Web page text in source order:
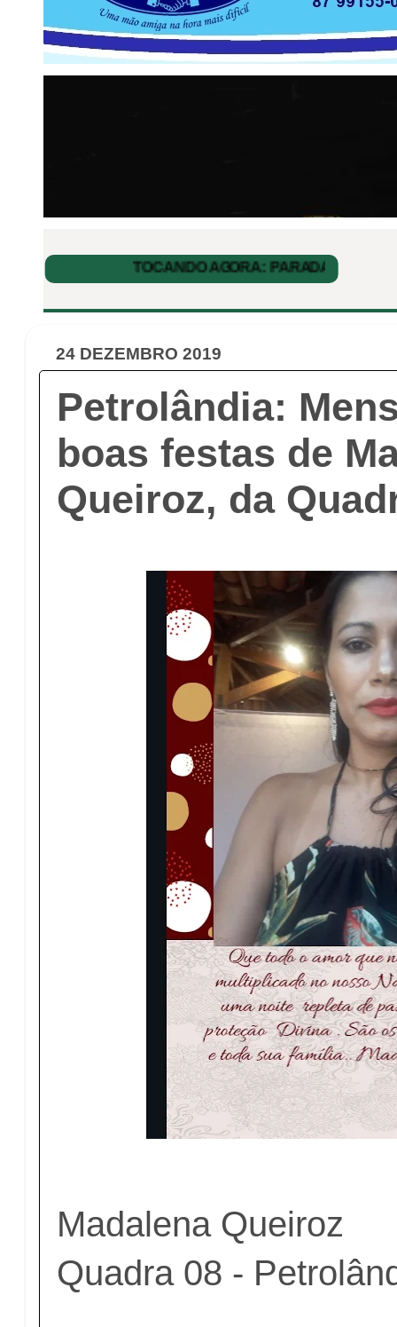
24 DEZEMBRO 2019
Petrolândia:
boas festas de
Queiroz, da
Madalena Queiroz
Quadra 08 -